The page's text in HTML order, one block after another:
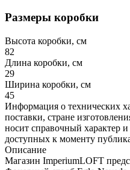
Размеры коробки
Высота коробки, см
82
Длина коробки, см
29
Ширина коробки, см
45
Информация о технических
поставки, стране
носит справочный характер
доступных к моменту
Описание
Магазин ImperiumLOFT